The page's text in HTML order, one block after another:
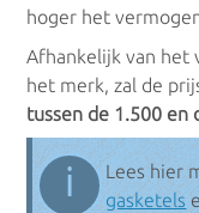
Bufferboilers
Combiboilers
Keukenboilers
hoger het
Afhankelijk van het
het merk, zal de
tussen de 1.500 en
ℹ
Lees hier
gasketels